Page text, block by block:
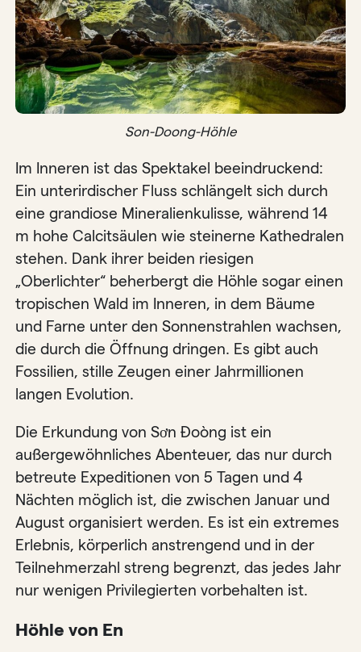
Son-Doong-Höhle
Im Inneren ist das Spektakel beeindruckend:
Ein unterirdischer Fluss schlängelt sich durch
eine grandiose Mineralienkulisse, während 14
m hohe Calcitsäulen wie steinerne Kathedralen
stehen. Dank ihrer beiden riesigen
„Oberlichter“ beherbergt die Höhle sogar einen
tropischen Wald im Inneren, in dem Bäume
und Farne unter den Sonnenstrahlen wachsen,
die durch die Öffnung dringen. Es gibt auch
Fossilien, stille Zeugen einer Jahrmillionen
langen Evolution.
Die Erkundung von Sơn Đoòng ist ein
außergewöhnliches Abenteuer, das nur durch
betreute Expeditionen von 5 Tagen und 4
Nächten möglich ist, die zwischen Januar und
August organisiert werden. Es ist ein extremes
Erlebnis, körperlich anstrengend und in der
Teilnehmerzahl streng begrenzt, das jedes Jahr
nur wenigen Privilegierten vorbehalten ist.
Höhle von En